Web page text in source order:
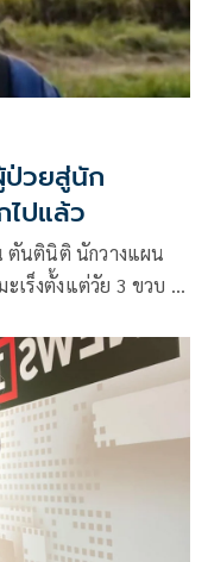
ป่วยสู่นัก
ไปแล้ว
ตันตินิติ นักวางแผน
เร็งตั้งแต่วัย 3 ขวบ ได้